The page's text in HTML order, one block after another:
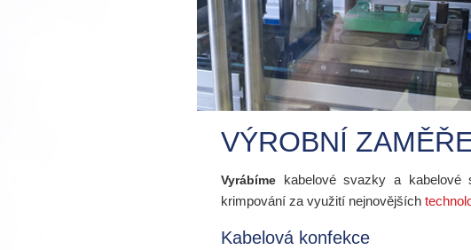
VÝROBNÍ
Vyrábíme kabelové svazky a kabelové
krimpování za využití nejnovějších
Kabelová konfekce